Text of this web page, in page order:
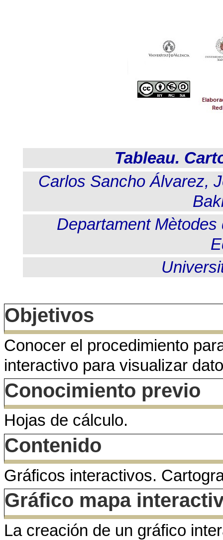
Tableau.
Carlos Sancho Álvarez,
Departament Mètodes
Objetivos
Conocer el procedimiento
interactivo para visualizar
Conocimiento previo
Hojas de cálculo.
Contenido
Gráficos interactivos.
Gráfico mapa
La creación de un gráfico